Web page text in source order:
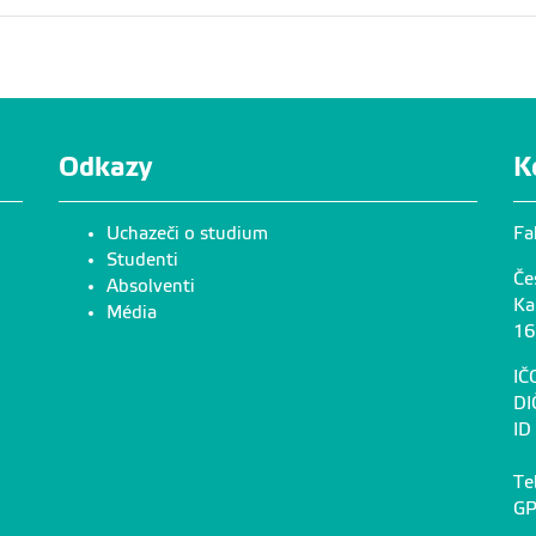
Odkazy
Uchazeči o studium
Studenti
Absolventi
Média